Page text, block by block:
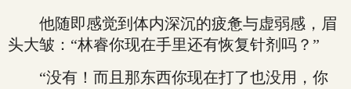
他随即感觉到体内深沉的疲惫与虚弱感，眉
头大皱：“林睿你现在手里还有恢复针剂吗？”
“没有！而且那东西你现在打了也没用，你